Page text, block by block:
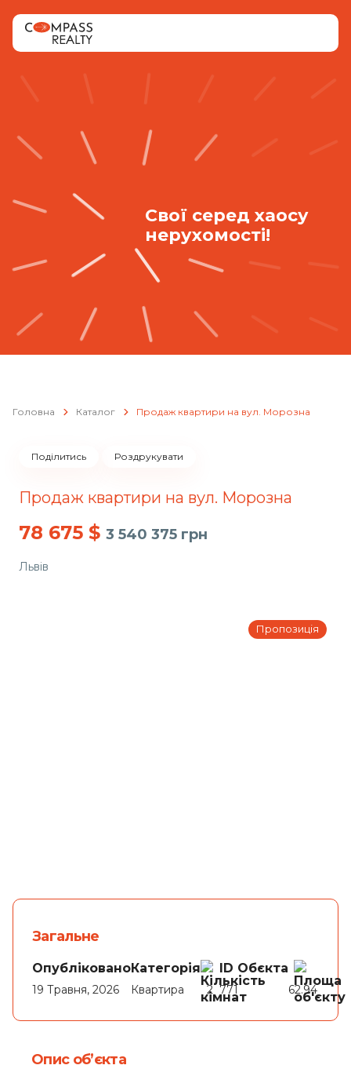
Свої серед хаосу
нерухомості!
Головна Каталог Продаж квартири на вул. Морозна
Продаж квартири на вул. Морозна
78 675 $ 3 540 375 грн
Львів
Поділитись Роздрукувати
Пропозиція
Загальне
Опубліковано
19 Травня, 2026
Категорія
Квартира 2
ID Обєкта
771 62.94
Опис об’єкта